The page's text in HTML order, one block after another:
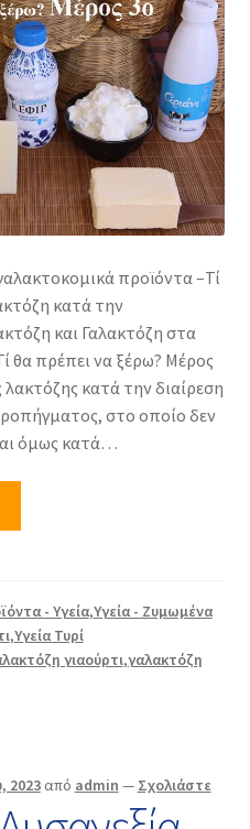
υπό-
μενού
υπό-
μενού
υπό-
υπό-
μενού
μενού
προϊόντα –Τί
κατά την
και Γαλακτόζη στα
θα πρέπει να ξέρω? Μέρος
κατά την διαίρεση
στο οποίο δεν
όμως κατά…
- Υγεία,Υγεία - Ζυμωμένα
,Υγεία Τυρί
γιαούρτι,γαλακτόζη
2023 από admin — Σχολιάστε